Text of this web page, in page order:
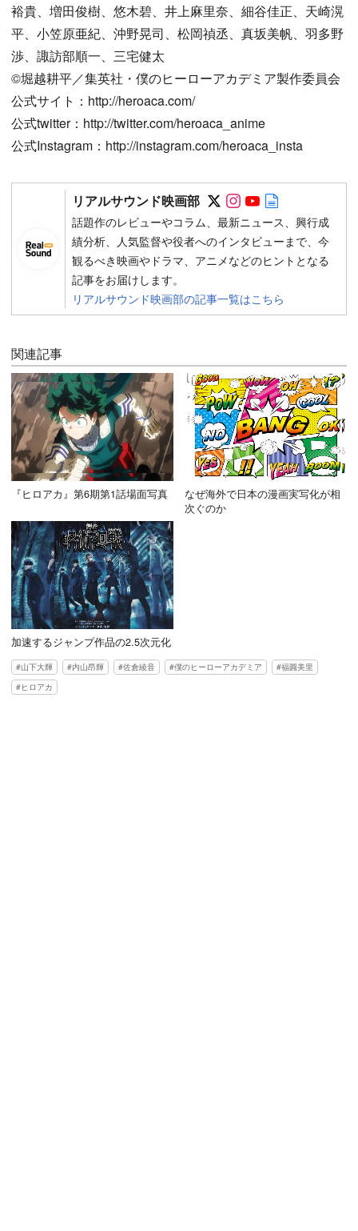
裕貴、増田俊樹、悠木碧、井上麻里奈、細谷佳正、天崎滉
平、小笠原亜紀、沖野晃司、松岡禎丞、真坂美帆、羽多野
渉、諏訪部順一、三宅健太
©︎堀越耕平／集英社・僕のヒーローアカデミア製作委員会
公式サイト：http://heroaca.com/
公式twitter：http://twitter.com/heroaca_anime
公式Instagram：http://instagram.com/heroaca_insta
リアルサウンド映画部 Follow on SNS
Follow on SNS
Follow on
話題作のレビューやコラム、最新ニュース、興行成
績分析、人気監督や役者へのインタビューまで、今
観るべき映画やドラマ、アニメなどのヒントとなる
記事をお届けします。
リアルサウンド映画部の記事一覧はこちら
関連記事
『ヒロアカ』第6期第1話場面写真
なぜ海外で日本の漫画実写化が相
次ぐのか
加速するジャンプ作品の2.5次元化
山下大輝 内山昂輝 佐倉綾音 僕のヒーローアカデミア
福圓美里
ヒロアカ